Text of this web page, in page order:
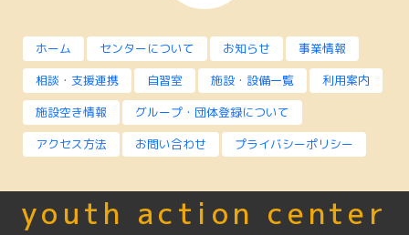
ホーム センターについて お知らせ
事業情報
相談・支援連携
自習室 施設・設備一覧
利用案内
施設空き情報
グループ・団体登録について
アクセス方法
お問い合わせ プライバシーポリシー
youth action center